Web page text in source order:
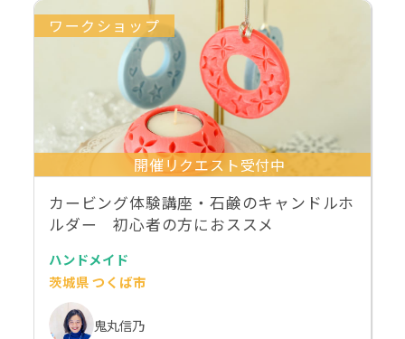
ワークショップ
開催リクエスト受付中
カービング体験講座・石鹸のキャンドルホ
ルダー 初心者の方におススメ
ハンドメイド
茨城県 つくば市
鬼丸信乃